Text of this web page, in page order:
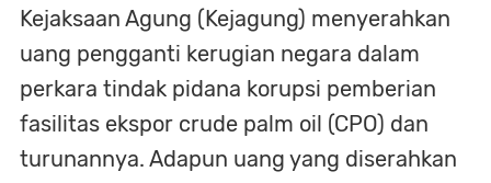
Kejaksaan Agung (Kejagung) menyerahkan
uang pengganti kerugian negara dalam
perkara tindak pidana korupsi pemberian
fasilitas ekspor crude palm oil (CPO) dan
turunannya. Adapun uang yang diserahkan